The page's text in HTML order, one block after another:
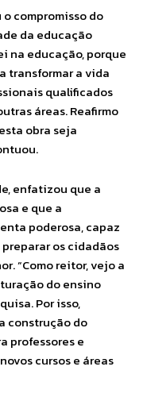
compromisso do
da educação
na educação, porque
transformar a vida
qualificados
áreas. Reafirmo
obra seja
enfatizou que a
e que a
poderosa, capaz
os cidadãos
“Como reitor, vejo a
do ensino
Por isso,
construção do
professores e
cursos e áreas